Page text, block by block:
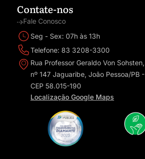
Contate-nos
Fale Conosco
Seg - Sex: 07h às 13h
Telefone: 83 3208-3300
Rua Professor Geraldo Von Sohsten,
nº 147 Jaguaribe, João Pessoa/PB -
CEP 58.015-190
Localização Google Maps